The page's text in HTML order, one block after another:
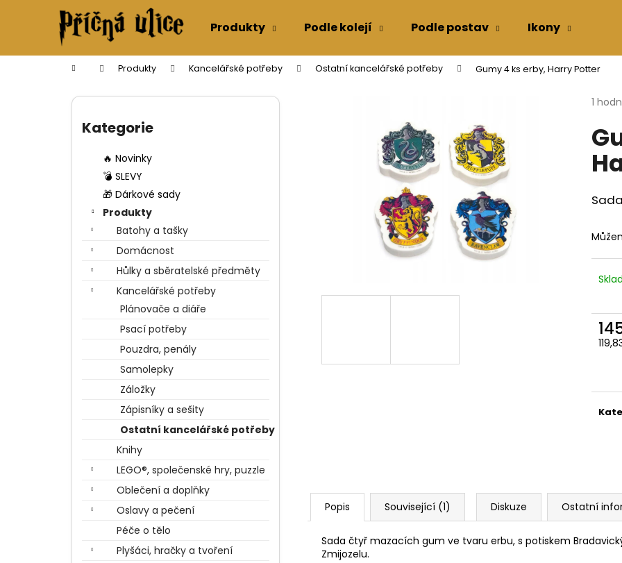
Produkty Podle kolejí Podle postav Ikony
Domů Produkty Kancelářské potřeby Ostatní kancelářské potřeby Gumy 4 ks erby, Harry Potter
kategorie
Kategorie
🔥 Novinky
💣 SLEVY
🎁 Dárkové sady
Produkty
Batohy a tašky
Domácnost
Hůlky a sběratelské předměty
Kancelářské potřeby
Plánovače a diáře
Psací potřeby
Pouzdra, penály
Samolepky
Záložky
Zápisníky a sešity
Ostatní kancelářské potřeby
Knihy
LEGO®, společenské hry, puzzle
Oblečení a doplňky
Oslavy a pečení
Péče o tělo
Plyšáci, hračky a tvoření
je
5,0
1
Popis Související (1) Diskuze Ostatní
Sada čtyř mazacích gum ve tvaru erbu, s potiskem
Zmijozelu.
í
Zpět
do
Zpět
do
Co potřebujete najít?
Doporučujeme
BERTÍKOVY FAZOLKY TISÍCKRÁT JINAK
35 G, HARRY POTTER
TAJEMNÝ
499